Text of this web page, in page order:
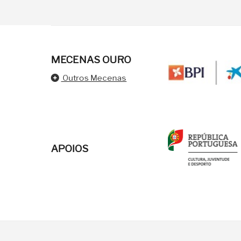
MECENAS OURO
Outros Mecenas
APOIOS